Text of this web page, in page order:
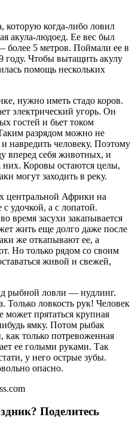
которую когда-либо ловил
акула-людоед. Ее вес был
более 5 метров. Поймали ее в
Чтобы вытащить акулу
помощь нескольких
нужно иметь стадо коров.
электрический угорь. Он
гостей и бьет током
разрядом можно не
навредить человеку. Поэтому
вперед себя животных, и
них. Коровы остаются целы,
могут заходить в реку.
центральной Африки на
удочкой, а с лопатой.
время засухи закапывается
жить еще долго даже после
же откапывают ее, а
Но только рядом со своим
живой и свежей,
рыбной ловли — нудлинг.
Только ловкость рук! Человек
может прятаться крупная
ямку. Потом рыбак
только потревоженная
ее голыми руками. Так
у него острые зубы.
опасно.
Поделитесь